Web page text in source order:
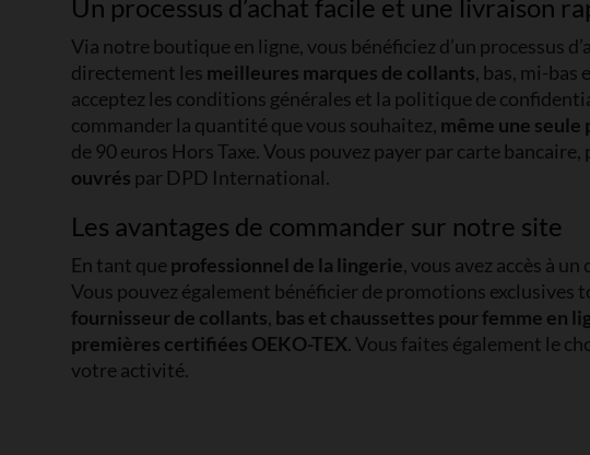
Un processus d’achat facile et une livraison
Via notre boutique en ligne, vous bénéficiez d’un processus
directement les meilleures marques de collants, bas, mi-bas
acceptez les conditions générales et la politique de
commander la quantité que vous souhaitez, même une seule
de 90 euros Hors Taxe. Vous pouvez payer par carte
ouvrés par DPD International.
Les avantages de commander sur notre site
En tant que professionnel de la lingerie, vous avez accès à
Vous pouvez également bénéficier de promotions exclusives
fournisseur de collants, bas et chaussettes pour femme en
premières certifiées OEKO-TEX. Vous faites également le
votre activité.